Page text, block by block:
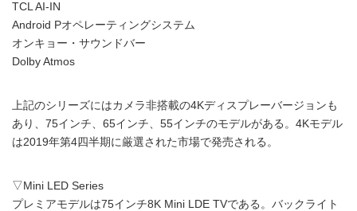
TCL AI-IN
Android Pオペレーティングシステム
オンキョー・サウンドバー
Dolby Atmos
上記のシリーズにはカメラ非搭載の4Kディスプレーバージョンも
あり、75インチ、65インチ、55インチのモデルがある。4Kモデル
は2019年第4四半期に厳選された市場で発売される。
▽Mini LED Series
プレミアモデルは75インチ8K Mini LDE TVである。バックライト